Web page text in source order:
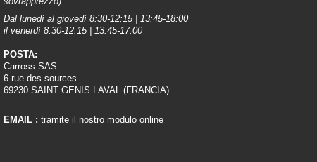
Dal lunedì al giovedì 8:30-12:15 | 13:45-18:00
il venerdì 8:30-12:15 | 13:45-17:00
POSTA:
Carross SAS
6 rue des sources
69230 SAINT GENIS LAVAL (FRANCIA)
EMAIL : tramite il nostro modulo online